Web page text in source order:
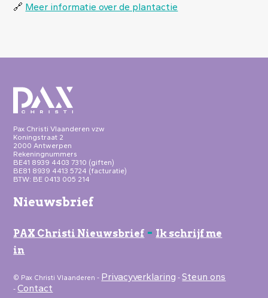
🔗 Meer informatie over de plantactie
Pax Christi Vlaanderen vzw
Koningstraat 2
2000 Antwerpen
Rekeningnummers
BE41 8939 4403 7310 (giften)
BE81 8939 4413 5724 (facturatie)
BTW: BE 0413 005 214
Nieuwsbrief
PAX Christi Nieuwsbrief - Ik schrijf me
in
© Pax Christi Vlaanderen - Privacyverklaring -Steun ons
-Contact